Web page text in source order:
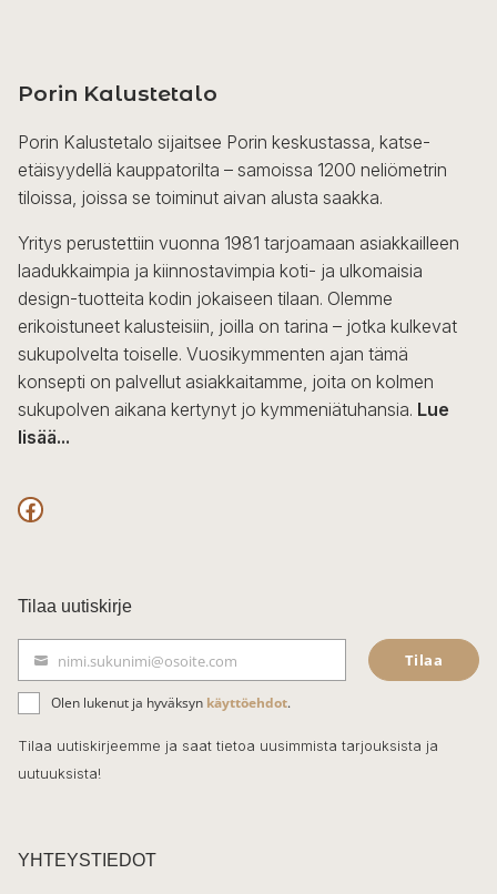
Porin Kalustetalo
Porin Kalustetalo sijaitsee Porin keskustassa, katse-
etäisyydellä kauppatorilta – samoissa 1200 neliömetrin
tiloissa, joissa se toiminut aivan alusta saakka.
Yritys perustettiin vuonna 1981 tarjoamaan asiakkailleen
laadukkaimpia ja kiinnostavimpia koti- ja ulkomaisia
design-tuotteita kodin jokaiseen tilaan. Olemme
erikoistuneet kalusteisiin, joilla on tarina – jotka kulkevat
sukupolvelta toiselle. Vuosikymmenten ajan tämä
konsepti on palvellut asiakkaitamme, joita on kolmen
sukupolven aikana kertynyt jo kymmeniätuhansia. Lue
lisää...
F
c
e
b
o
o
k
Tilaa uutiskirje
ä
h
k
t
nimi.sukunimi@osoite.com Tilaa
Olen lukenut ja hyväksyn käyttöehdot.
Tilaa uutiskirjeemme ja saat tietoa uusimmista tarjouksista ja
uutuuksista!
YHTEYSTIEDOT